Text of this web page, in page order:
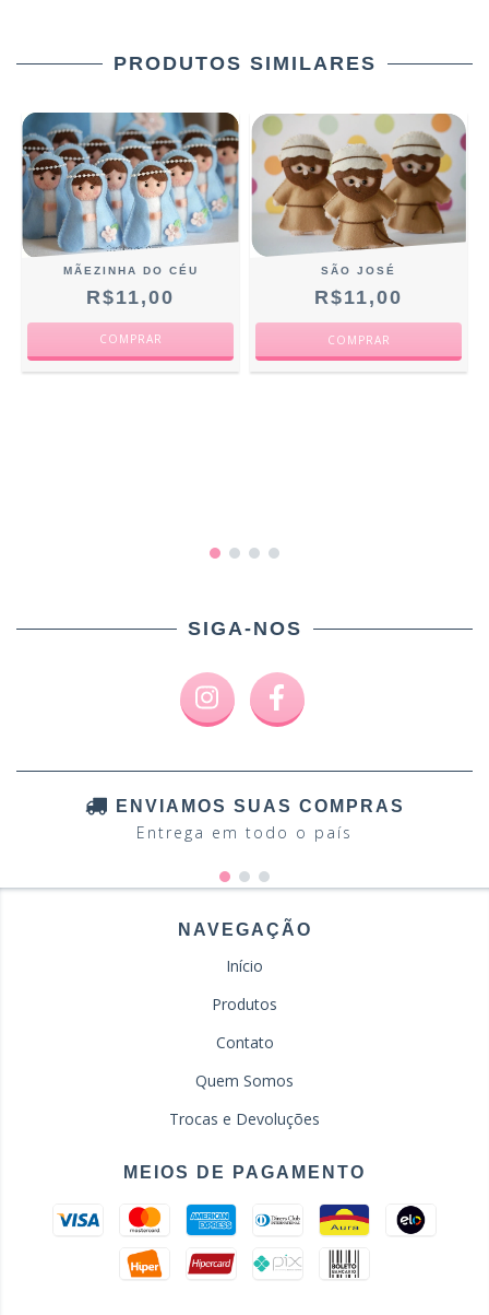
PRODUTOS SIMILARES
MÃEZINHA DO CÉU
R$11,00
SÃO JOSÉ
R$11,00
SIGA-NOS
ENVIAMOS SUAS COMPRAS
Entrega em todo o país
NAVEGAÇÃO
Início
Produtos
Contato
Quem Somos
Trocas e Devoluções
MEIOS DE PAGAMENTO